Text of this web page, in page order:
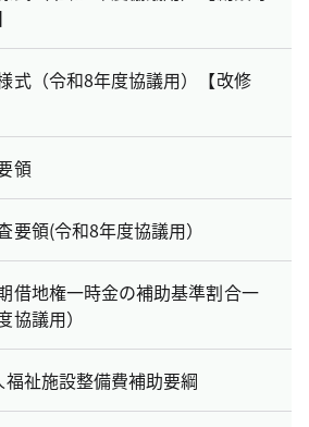
式（令和8年度協議用）【改修
領
要領(令和8年度協議用）
借地権一時金の補助基準割合一
協議用）
祉施設整備費補助要綱